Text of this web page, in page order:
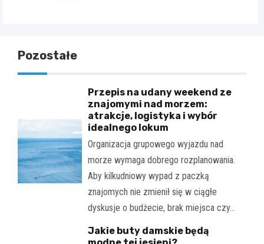
Pozostałe
Przepis na udany weekend ze
znajomymi nad morzem:
atrakcje, logistyka i wybór
idealnego lokum
Organizacja grupowego wyjazdu nad
morze wymaga dobrego rozplanowania.
Aby kilkudniowy wypad z paczką
znajomych nie zmienił się w ciągłe
dyskusje o budżecie, brak miejsca czy…
Jakie buty damskie będą